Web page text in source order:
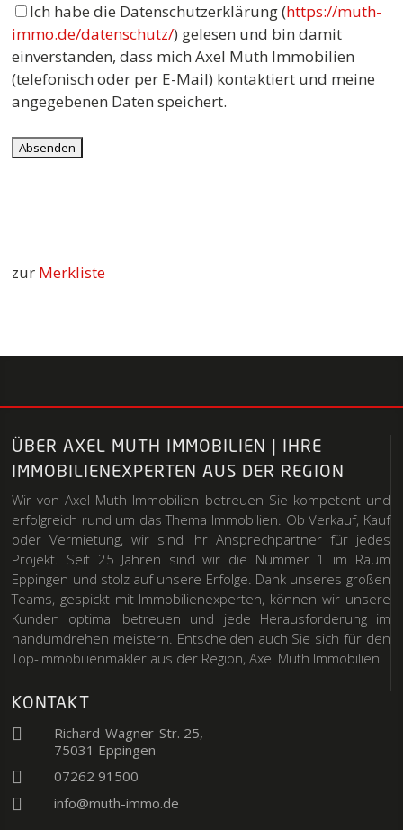
Ich habe die Datenschutzerklärung (https://muth-
immo.de/datenschutz/) gelesen und bin damit
einverstanden, dass mich Axel Muth Immobilien
(telefonisch oder per E-Mail) kontaktiert und meine
angegebenen Daten speichert.
zur Merkliste
ÜBER AXEL MUTH IMMOBILIEN | IHRE
IMMOBILIENEXPERTEN AUS DER REGION
Wir von Axel Muth Immobilien betreuen Sie kompetent und
erfolgreich rund um das Thema Immobilien. Ob Verkauf, Kauf
oder Vermietung, wir sind Ihr Ansprechpartner für jedes
Projekt. Seit 25 Jahren sind wir die Nummer 1 im Raum
Eppingen und stolz auf unsere Erfolge. Dank unseres großen
Teams, gespickt mit Immobilienexperten, können wir unsere
Kunden optimal betreuen und jede Herausforderung im
handumdrehen meistern. Entscheiden auch Sie sich für den
Top-Immobilienmakler aus der Region, Axel Muth Immobilien!
KONTAKT

Richard-Wagner-Str. 25,
75031 Eppingen
 07262 91500
 info@muth-immo.de